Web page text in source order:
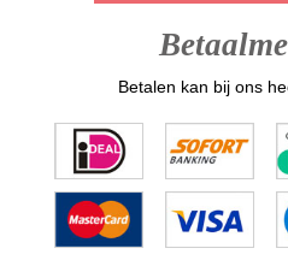
Betalen kan bij ons